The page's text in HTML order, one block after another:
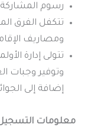
رسوم المشاركة للوفد: 1000
تتكفل الفرق
ومصاريف
تتولى إدارة
وتوفير وجبات
إضافة إلى
معلومات